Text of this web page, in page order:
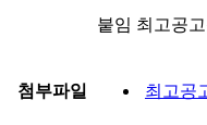
붙임 최고공
첨부파일 최고공